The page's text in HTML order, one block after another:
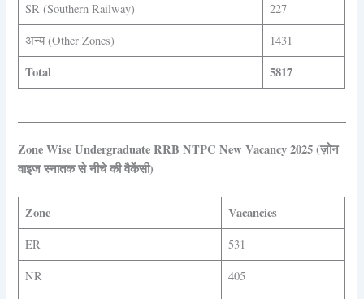
SR (Southern Railway) 227
अन्य (Other Zones) 1431
Total 5817
Zone Wise Undergraduate RRB NTPC New Vacancy 2025 (ज़ोन
वाइज स्नातक से नीचे की वैकेंसी)
Zone Vacancies
ER 531
NR 405